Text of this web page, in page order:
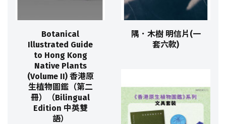
Botanical
Illustrated Guide
to Hong Kong
Native Plants
(Volume II) 香港原
生植物圖鑑（第二
冊）（Bilingual
Edition 中英雙
語）
隅．木樹 明信片(一
套六款)